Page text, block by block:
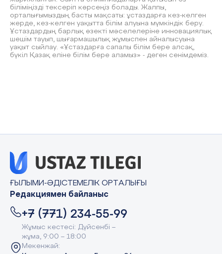
біліміңізді тексеріп көрсеңіз болады. Жалпы,
орталығымыздың басты мақсаты: ұстаздарға кез-келген
жерде, кез-келген уақытта білім алуына мүмкіндік беру.
Ұстаздардың барлық өзекті мәселелеріне инновациялық
шешім тауып, шығармашылық жұмыспен айналысуына
уақыт сыйлау. «Ұстаздарға сапалы білім бере алсақ,
бүкіл Қазақ еліне білім бере аламыз» - деген сенімдеміз.
ҒЫЛЫМИ-ӘДІСТЕМЕЛІК ОРТАЛЫҒЫ
Редакциямен байланыс
+7 (771) 234-55-99
Жұмыс кестесі: Дүйсенбі –
жұма, 9:00 – 18:00
Мекенжай: